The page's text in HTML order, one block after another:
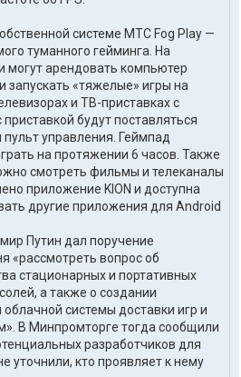
системе МТС Fog Play —
туманного гейминга. На
могут арендовать компьютер
«тяжелые» игры на
и ТВ-приставках с
будут поставляться
управления. Геймпад
на протяжении 6 часов. Также
смотреть фильмы и телеканалы
приложение KION и доступна
другие приложения для Android
Путин дал поручение
«рассмотреть вопрос об
стационарных и портативных
а также о создании
системы доставки игр и
В Минпромторге тогда сообщили
разработчиков для
уточнили, кто проявляет к нему